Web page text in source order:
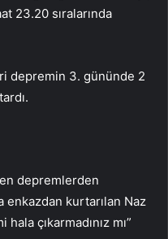
23.20 sıralarında
depremin 3. gününde 2
depremlerden
enkazdan kurtarılan Naz
çıkarmadınız mı”